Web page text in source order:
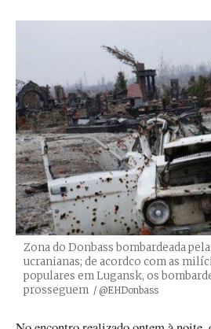
Zona do Donbass bombardeada
ucranianas; de acordco com as
populares em Lugansk, os
prosseguem Créditos
/ @EHDonbass